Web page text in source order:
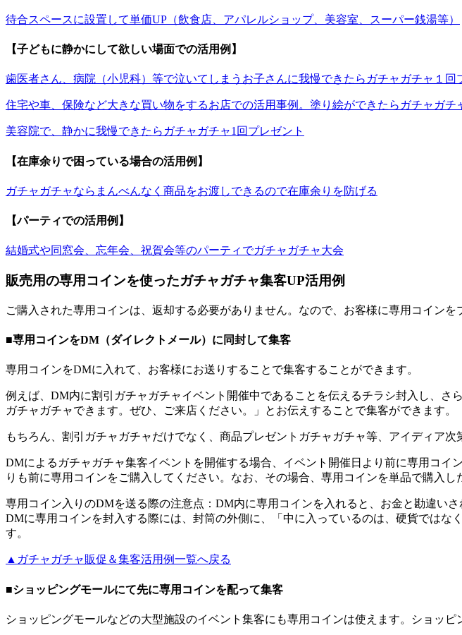
待合スペースに設置して単価UP（飲食店、アパレルショップ、美容室、スーパー銭湯等）
【子どもに静かにして欲しい場面での活用例】
歯医者さん、病院（小児科）等で泣いてしまうお子さんに我慢できたらガチャガチャ１回
住宅や車、保険など大きな買い物をするお店での活用事例。塗り絵ができたらガチャガチ
美容院で、静かに我慢できたらガチャガチャ1回プレゼント
【在庫余りで困っている場合の活用例】
ガチャガチャならまんべんなく商品をお渡しできるので在庫余りを防げる
【パーティでの活用例】
結婚式や同窓会、忘年会、祝賀会等のパーティでガチャガチャ大会
販売用の専用コインを使ったガチャガチャ集客UP活用例
ご購入された専用コインは、返却する必要がありません。なので、お客様に専用コイン
■専用コインをDM（ダイレクトメール）に同封して集客
専用コインをDMに入れて、お客様にお送りすることで集客することができます。
例えば、DM内に割引ガチャガチャイベント開催中であることを伝えるチラシ封入し、さ
ガチャガチャできます。ぜひ、ご来店ください。」とお伝えすることで集客ができます。
もちろん、割引ガチャガチャだけでなく、商品プレゼントガチャガチャ等、アイディア
DMによるガチャガチャ集客イベントを開催する場合、イベント開催日より前に専用コ
りも前に専用コインをご購入してください。なお、その場合、専用コインを単品で購入し
専用コイン入りのDMを送る際の注意点 ：DM内に専用コインを入れると、お金と勘違い
DMに専用コインを封入する際には、封筒の外側に、「中に入っているのは、硬貨では
す。
▲ガチャガチャ販促＆集客活用例一覧へ戻る
■ショッピングモールにて先に専用コインを配って集客
ショッピングモールなどの大型施設のイベント集客にも専用コインは使えます。ショッピ